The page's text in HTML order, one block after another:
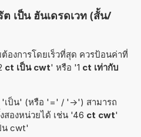
เป็น ฮันเดรดเวท (สั้น/
องการโดยเร็วที่สุด ควรป้อนค่าที่
ct เป็น cwt' หรือ '1 ct เท่ากับ
เป็น' (หรือ '=' / '->') สามารถ
สองหน่วยได้ เช่น '46 ct cwt'
น cwt'